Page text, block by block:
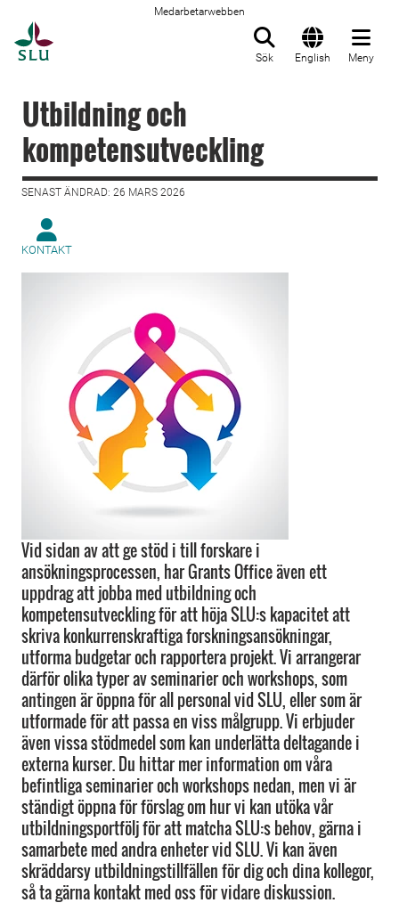
Medarbetarwebben
Sök English Meny
Utbildning och
kompetensutveckling
SENAST ÄNDRAD: 26 MARS 2026
KONTAKT
Vid sidan av att ge stöd i till forskare i
ansökningsprocessen, har Grants Office även ett
uppdrag att jobba med utbildning och
kompetensutveckling för att höja SLU:s kapacitet att
skriva konkurrenskraftiga forskningsansökningar,
utforma budgetar och rapportera projekt. Vi arrangerar
därför olika typer av seminarier och workshops, som
antingen är öppna för all personal vid SLU, eller som är
utformade för att passa en viss målgrupp. Vi erbjuder
även vissa stödmedel som kan underlätta deltagande i
externa kurser. Du hittar mer information om våra
befintliga seminarier och workshops nedan, men vi är
ständigt öppna för förslag om hur vi kan utöka vår
utbildningsportfölj för att matcha SLU:s behov, gärna i
samarbete med andra enheter vid SLU. Vi kan även
skräddarsy utbildningstillfällen för dig och dina kollegor,
så ta gärna kontakt med oss för vidare diskussion.